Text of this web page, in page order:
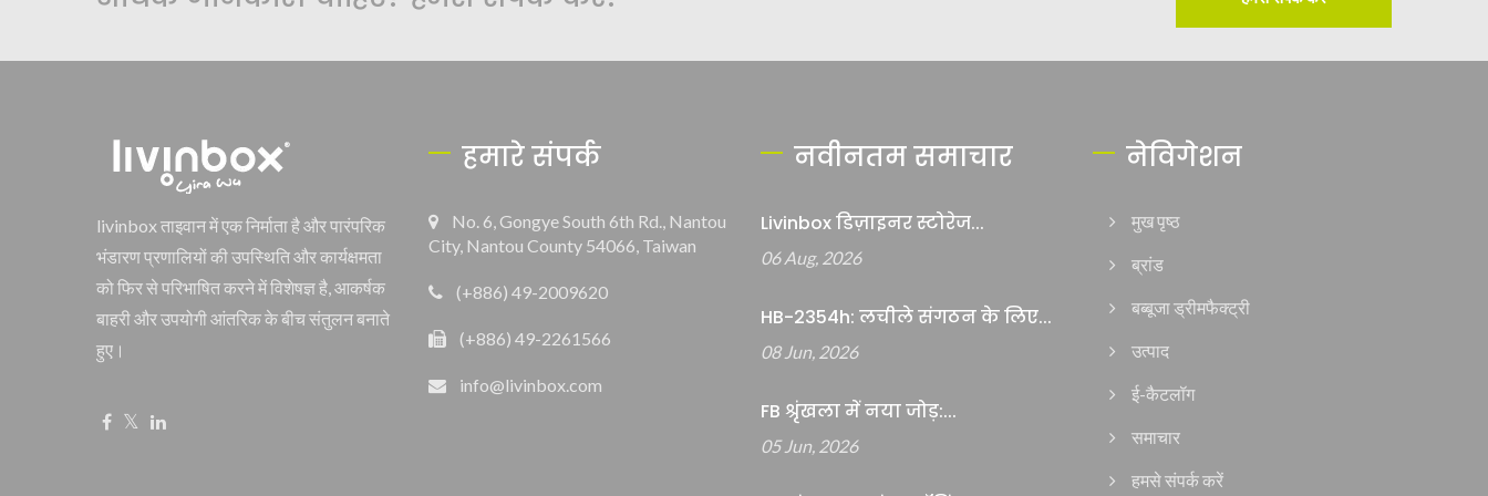
livinbox ताइवान में एक निर्माता है और पारंपरिक
भंडारण प्रणालियों की उपस्थिति और कार्यक्षमता
को फिर से परिभाषित करने में विशेषज्ञ है, आकर्षक
बाहरी और उपयोगी आंतरिक के बीच संतुलन बनाते
हुए।
हमारे संपर्क
No. 6, Gongye South 6th Rd., Nantou
City, Nantou County 54066, Taiwan
(+886) 49-2009620
(+886) 49-2261566
info@livinbox.com
नवीनतम समाचार
Livinbox डिज़ाइनर स्टोरेज...
06 Aug, 2026
HB-2354h: लचीले संगठन के लिए...
08 Jun, 2026
FB श्रृंखला में नया जोड़:...
05 Jun, 2026
नेविगेशन
मुख पृष्ठ
ब्रांड
बब्बूजा ड्रीमफैक्ट्री
उत्पाद
ई-कैटलॉग
समाचार
हमसे संपर्क करें